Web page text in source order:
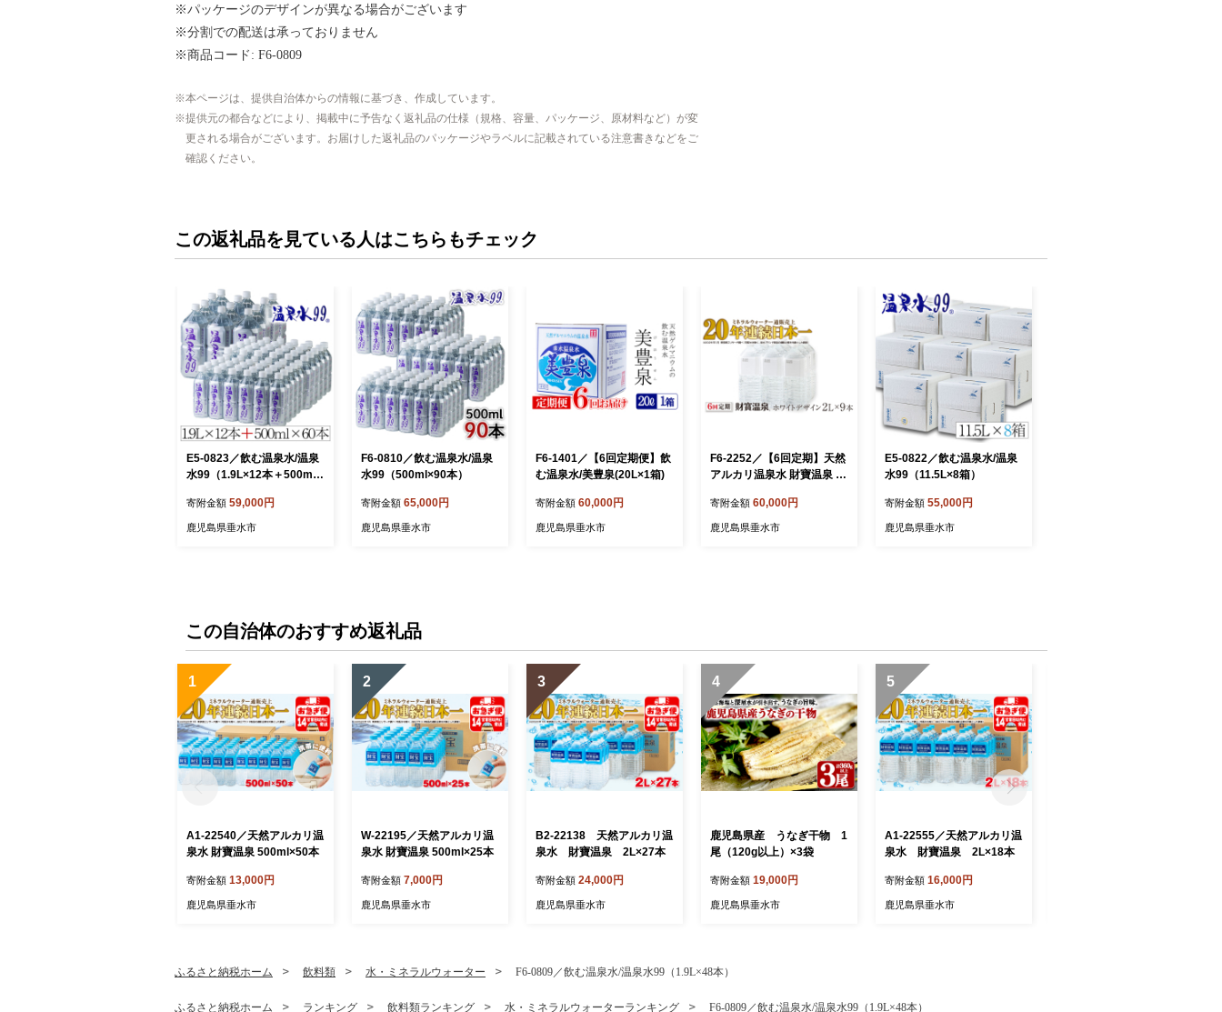
※パッケージのデザインが異なる場合がございます
※分割での配送は承っておりません
※商品コード: F6-0809
本ページは、提供自治体からの情報に基づき、作成しています。
提供元の都合などにより、掲載中に予告なく返礼品の仕様（規格、容量、パッケージ、原材料など）が変
更される場合がございます。お届けした返礼品のパッケージやラベルに記載されている注意書きなどをご
確認ください。
この返礼品を見ている人はこちらもチェック
E5-0823／飲む温泉水/温泉
水99（1.9L×12本＋500ml×
寄附金額 59,000円
鹿児島県垂水市
F6-0810／飲む温泉水/温泉
水99（500ml×90本）
寄附金額 65,000円
鹿児島県垂水市
F6-1401／【6回定期便】飲
む温泉水/美豊泉(20L×1箱)
寄附金額 60,000円
鹿児島県垂水市
F6-2252／【6回定期】天然
アルカリ温泉水 財寶温泉 ホ
寄附金額 60,000円
鹿児島県垂水市
E5-0822／飲む温泉水/温泉
水99（11.5L×8箱）
寄附金額 55,000円
鹿児島県垂水市
この自治体のおすすめ返礼品
1
A1-22540／天然アルカリ温
泉水 財寶温泉 500ml×50本
寄附金額 13,000円
鹿児島県垂水市
2
W-22195／天然アルカリ温
泉水 財寶温泉 500ml×25本
寄附金額 7,000円
鹿児島県垂水市
3
B2-22138 天然アルカリ温
泉水 財寶温泉 2L×27本
寄附金額 24,000円
鹿児島県垂水市
4
鹿児島県産 うなぎ干物 1
尾（120g以上）×3袋
寄附金額 19,000円
鹿児島県垂水市
5
A1-22555／天然アルカリ温
泉水 財寶温泉 2L×18本
寄附金額 16,000円
鹿児島県垂水市
ふるさと納税ホーム 飲料類 水・ミネラルウォーター F6-0809／飲む温泉水/温泉水99（1.9L×48本）
ふるさと納税ホーム ランキング 飲料類ランキング 水・ミネラルウォーターランキング F6-0809／飲む温泉水/温泉水99（1.9L×48本）